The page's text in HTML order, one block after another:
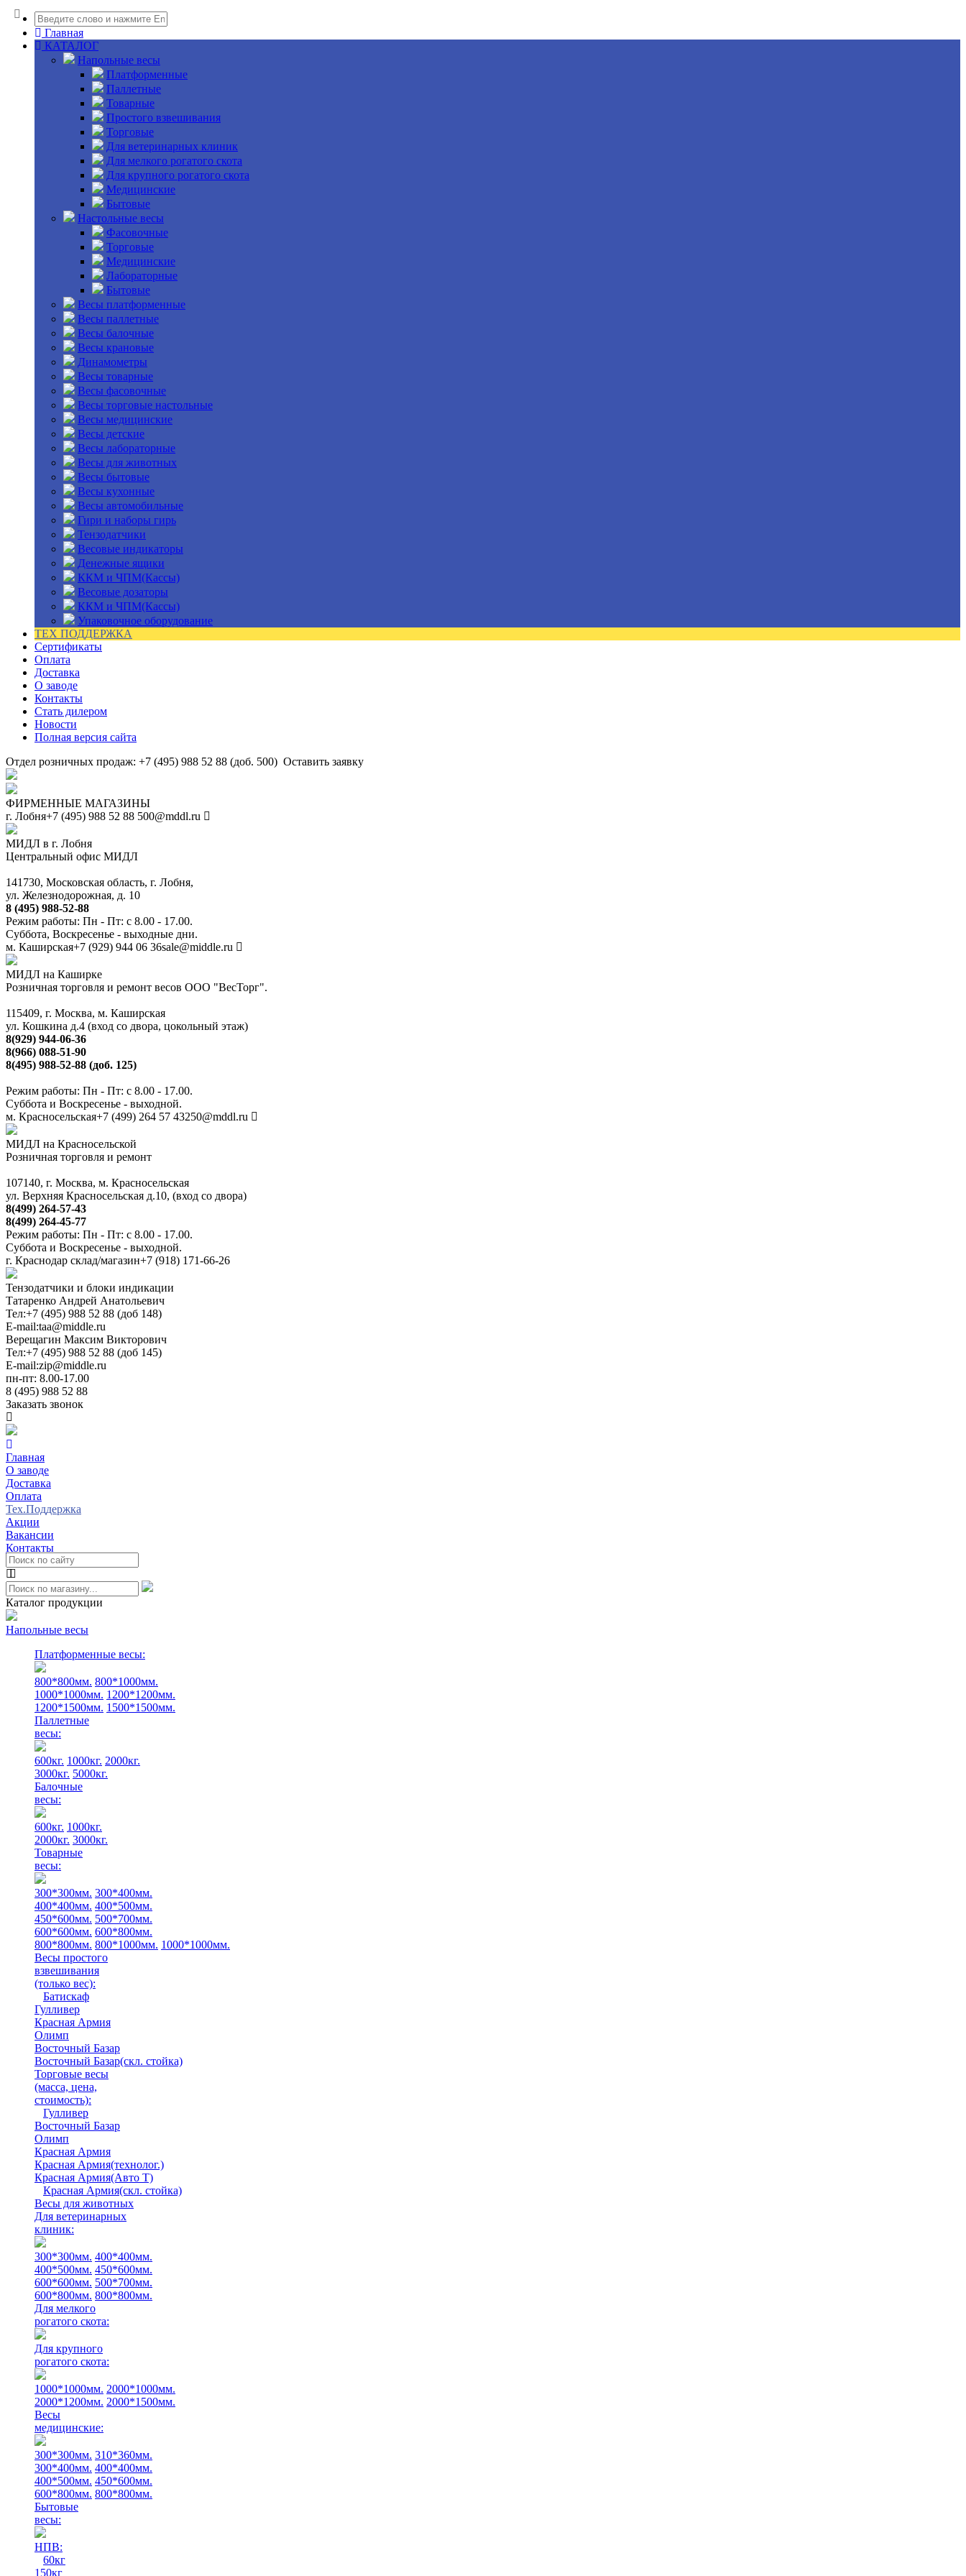
Главная
КАТАЛОГ
Напольные весы
Платформенные
Паллетные
Товарные
Простого взвешивания
Торговые
Для ветеринарных клиник
Для мелкого рогатого скота
Для крупного рогатого скота
Медицинские
Бытовые
Настольные весы
Фасовочные
Торговые
Медицинские
Лабораторные
Бытовые
Весы платформенные
Весы паллетные
Весы балочные
Весы крановые
Динамометры
Весы товарные
Весы фасовочные
Весы торговые настольные
Весы медицинские
Весы детские
Весы лабораторные
Весы для животных
Весы бытовые
Весы кухонные
Весы автомобильные
Гири и наборы гирь
Тензодатчики
Весовые индикаторы
Денежные ящики
ККМ и ЧПМ(Кассы)
Весовые дозаторы
ККМ и ЧПМ(Кассы)
Упаковочное оборудование
ТЕХ ПОДДЕРЖКА
Сертификаты
Оплата
Доставка
О заводе
Контакты
Стать дилером
Новости
Полная версия сайта
Отдел розничных продаж: +7 (495) 988 52 88 (доб. 500) Оставить заявку
ФИРМЕННЫЕ МАГАЗИНЫ
г. Лобня+7 (495) 988 52 88 500@mddl.ru
МИДЛ в г. Лобня
Центральный офис МИДЛ
141730, Московская область, г. Лобня,
ул. Железнодорожная, д. 10
8 (495) 988-52-88
Режим работы: Пн - Пт: с 8.00 - 17.00.
Суббота, Воскресенье - выходные дни.
м. Каширская+7 (929) 944 06 36sale@middle.ru
МИДЛ на Каширке
Розничная торговля и ремонт весов ООО "ВесТорг".
115409, г. Москва, м. Каширская
ул. Кошкина д.4 (вход со двора, цокольный этаж)
8(929) 944-06-36
8(966) 088-51-90
8(495) 988-52-88 (доб. 125)
Режим работы: Пн - Пт: с 8.00 - 17.00.
Суббота и Воскресенье - выходной.
м. Красносельская+7 (499) 264 57 43250@mddl.ru
МИДЛ на Красносельской
Розничная торговля и ремонт
107140, г. Москва, м. Красносельская
ул. Верхняя Красносельская д.10, (вход со двора)
8(499) 264-57-43
8(499) 264-45-77
Режим работы: Пн - Пт: с 8.00 - 17.00.
Суббота и Воскресенье - выходной.
г. Краснодар склад/магазин+7 (918) 171-66-26
Тензодатчики и блоки индикации
Татаренко Андрей Анатольевич
Тел:+7 (495) 988 52 88 (доб 148)
E-mail:taa@middle.ru
Верещагин Максим Викторович
Тел:+7 (495) 988 52 88 (доб 145)
E-mail:zip@middle.ru
пн-пт: 8.00-17.00
8 (495) 988 52 88
Заказать звонок
Главная
О заводе
Доставка
Оплата
Тех.Поддержка
Акции
Вакансии
Контакты
Каталог продукции
Напольные весы
Платформенные весы:
800*800мм. 800*1000мм.
1000*1000мм. 1200*1200мм.
1200*1500мм. 1500*1500мм.
Паллетные
весы:
600кг. 1000кг. 2000кг.
3000кг. 5000кг.
Балочные
весы:
600кг. 1000кг.
2000кг. 3000кг.
Товарные
весы:
300*300мм. 300*400мм.
400*400мм. 400*500мм.
450*600мм. 500*700мм.
600*600мм. 600*800мм.
800*800мм. 800*1000мм. 1000*1000мм.
Весы простого
взвешивания
(только вес):
Батискаф
Гулливер
Красная Армия
Олимп
Восточный Базар
Восточный Базар(скл. стойка)
Торговые весы
(масса, цена,
стоимость):
Гулливер
Восточный Базар
Олимп
Красная Армия
Красная Армия(технолог.)
Красная Армия(Авто Т)
Красная Армия(скл. стойка)
Весы для животных
Для ветеринарных
клиник:
300*300мм. 400*400мм.
400*500мм. 450*600мм.
600*600мм. 500*700мм.
600*800мм. 800*800мм.
Для мелкого
рогатого скота:
Для крупного
рогатого скота:
1000*1000мм. 2000*1000мм.
2000*1200мм. 2000*1500мм.
Весы
медицинские:
300*300мм. 310*360мм.
300*400мм. 400*400мм.
400*500мм. 450*600мм.
600*800мм. 800*800мм.
Бытовые
весы:
НПВ:
60кг
150кг